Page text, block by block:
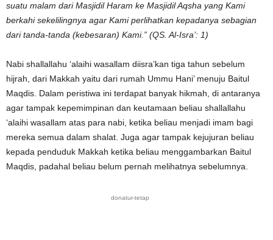
suatu malam dari Masjidil Haram ke Masjidil Aqsha yang Kami
berkahi sekelilingnya agar Kami perlihatkan kepadanya sebagian
dari tanda-tanda (kebesaran) Kami.” (QS. Al-Isra’: 1)
Nabi shallallahu ‘alaihi wasallam diisra’kan tiga tahun sebelum
hijrah, dari Makkah yaitu dari rumah Ummu Hani’ menuju Baitul
Maqdis. Dalam peristiwa ini terdapat banyak hikmah, di antaranya
agar tampak kepemimpinan dan keutamaan beliau shallallahu
‘alaihi wasallam atas para nabi, ketika beliau menjadi imam bagi
mereka semua dalam shalat. Juga agar tampak kejujuran beliau
kepada penduduk Makkah ketika beliau menggambarkan Baitul
Maqdis, padahal beliau belum pernah melihatnya sebelumnya.
donatur-tetap